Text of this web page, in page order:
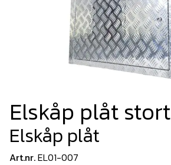
Elskåp plåt stort
Elskåp plåt
Art.nr.EL01-007